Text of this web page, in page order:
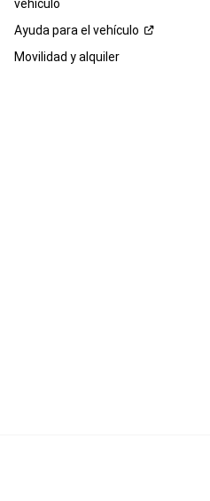
vehículo
Ayuda para el vehículo
Movilidad y alquiler